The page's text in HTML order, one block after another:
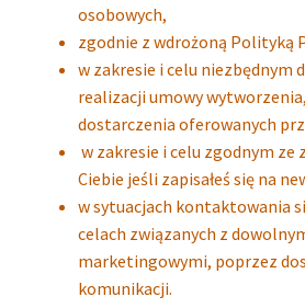
osobowych,
zgodnie z wdrożoną Polityką
w zakresie i celu niezbędnym
realizacji umowy
dostarczenia oferowanych
w zakresie i celu zgodnym ze
Ciebie jeśli zapisałeś się na
w sytuacjach kontaktowania
celach związanych z
marketingowymi, poprzez
komunikacji.